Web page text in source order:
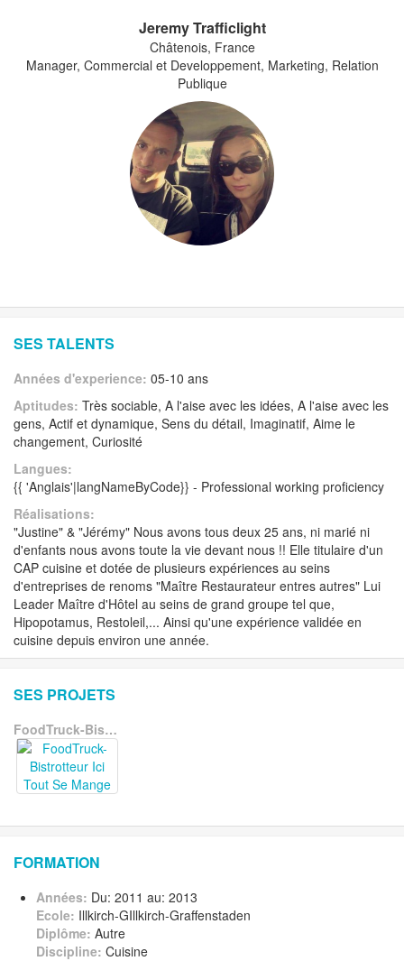
Jeremy Trafficlight
Châtenois, France
Manager, Commercial et Developpement, Marketing, Relation
Publique
SES TALENTS
Années d'experience: 05-10 ans
Aptitudes: Très sociable, A l'aise avec les idées, A l'aise avec les
gens, Actif et dynamique, Sens du détail, Imaginatif, Aime le
changement, Curiosité
Langues:
{{ 'Anglais'|langNameByCode}} - Professional working proficiency
Réalisations:
"Justine" & "Jérémy" Nous avons tous deux 25 ans, ni marié ni
d'enfants nous avons toute la vie devant nous !! Elle titulaire d'un
CAP cuisine et dotée de plusieurs expériences au seins
d'entreprises de renoms "Maître Restaurateur entres autres" Lui
Leader Maître d'Hôtel au seins de grand groupe tel que,
Hipopotamus, Restoleil,... Ainsi qu'une expérience validée en
cuisine depuis environ une année.
SES PROJETS
FoodTruck-Bistrotteur Ici Tout Se Mange
FORMATION
Années: Du: 2011 au: 2013
Ecole: Illkirch-GIllkirch-Graffenstaden
Diplôme: Autre
Discipline: Cuisine